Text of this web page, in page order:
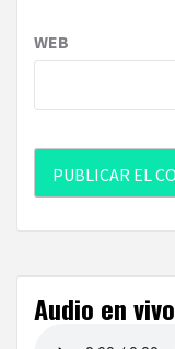
WEB
Audio en vivo